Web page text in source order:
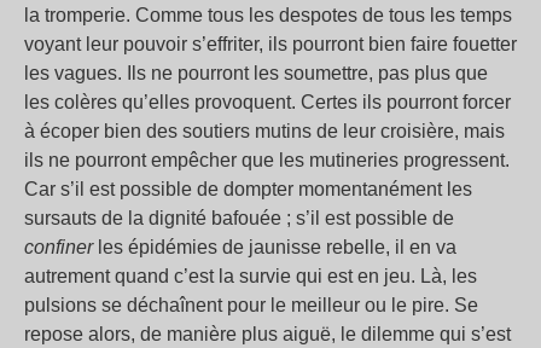
la tromperie. Comme tous les despotes de tous les temps
voyant leur pouvoir s’effriter, ils pourront bien faire fouetter
les vagues. Ils ne pourront les soumettre, pas plus que
les colères qu’elles provoquent. Certes ils pourront forcer
à écoper bien des soutiers mutins de leur croisière, mais
ils ne pourront empêcher que les mutineries progressent.
Car s’il est possible de dompter momentanément les
sursauts de la dignité bafouée ; s’il est possible de
confinerles épidémies de jaunisse rebelle, il en va
autrement quand c’est la survie qui est en jeu. Là, les
pulsions se déchaînent pour le meilleur ou le pire. Se
repose alors, de manière plus aiguë, le dilemme qui s’est